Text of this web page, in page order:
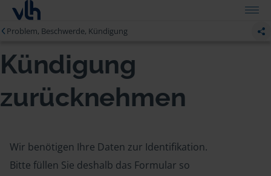
Problem, Beschwerde, Kündigung
Kündigung
zurücknehmen
Wir benötigen Ihre Daten zur Identifikation.
Bitte füllen Sie deshalb das Formular so